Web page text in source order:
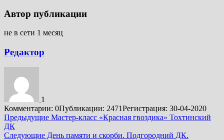
Автор публикации
не в сети 1 месяц
Редактор
1
Комментарии: 0Публикации: 2471Регистрация: 30-04-2020
Подробнее
Предыдущие Мастер-класс «Красная гвоздика» Тохтинский
ДК
Следующие День памяти и скорби. Подгородний ДК.